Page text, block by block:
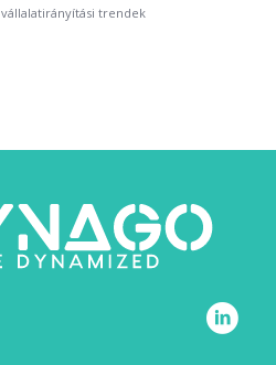
vállalatirányítási trendek